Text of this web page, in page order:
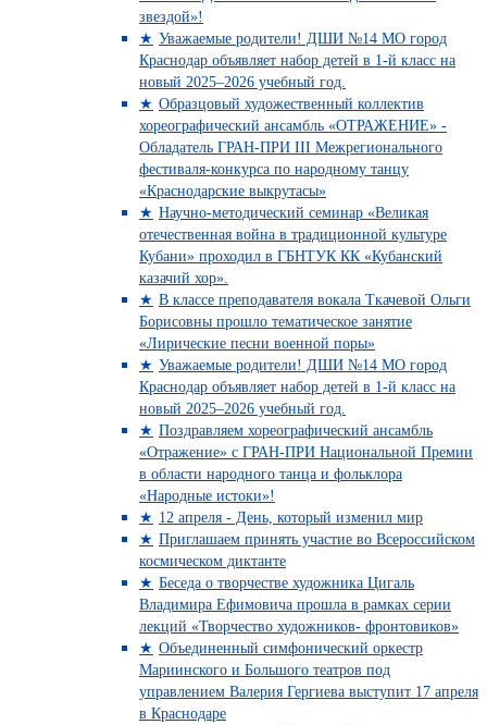
звездой»!
Уважаемые родители! ДШИ №14 МО город
Краснодар объявляет набор детей в 1-й класс на
новый 2025–2026 учебный год.
Образцовый художественный коллектив
хореографический ансамбль «ОТРАЖЕНИЕ» -
Обладатель ГРАН-ПРИ III Межрегионального
фестиваля-конкурса по народному танцу
«Краснодарские выкрутасы»
Научно-методический семинар «Великая
отечественная война в традиционной культуре
Кубани» проходил в ГБНТУК КК «Кубанский
казачий хор».
В классе преподавателя вокала Ткачевой Ольги
Борисовны прошло тематическое занятие
«Лирические песни военной поры»
Уважаемые родители! ДШИ №14 МО город
Краснодар объявляет набор детей в 1-й класс на
новый 2025–2026 учебный год.
Поздравляем хореографический ансамбль
«Отражение» с ГРАН-ПРИ Национальной Премии
в области народного танца и фольклора
«Народные истоки»!
12 апреля - День, который изменил мир
Приглашаем принять участие во Всероссийском
космическом диктанте
Беседа о творчестве художника Цигаль
Владимира Ефимовича прошла в рамках серии
лекций «Творчество художников- фронтовиков»
Объединенный симфонический оркестр
Мариинского и Большого театров под
управлением Валерия Гергиева выступит 17 апреля
в Краснодаре